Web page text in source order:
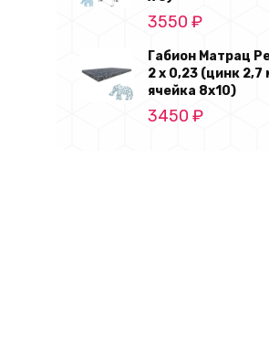
3550 ₽
Габион Матрац
2 х 0,23 (цинк 2,7
ячейка 8х10)
3450 ₽